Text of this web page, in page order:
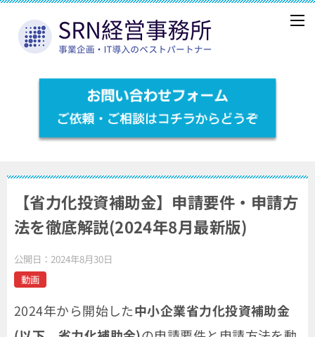
【省力化投資補助金】申請要件・申請方
法を徹底解説(2024年8月最新版)
公開日： 2024年8月30日
動画
2024年から開始した中小企業省力化投資補助金